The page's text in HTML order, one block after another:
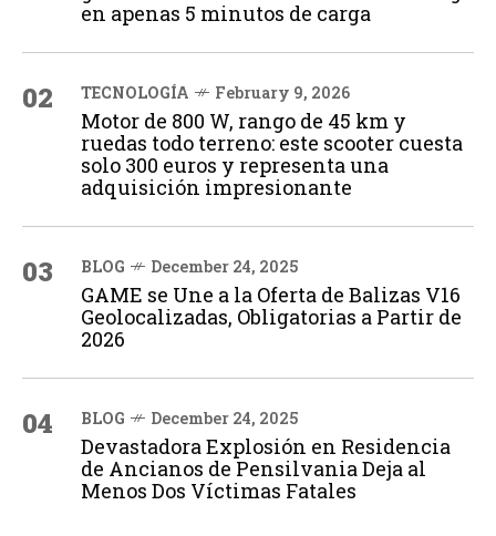
en apenas 5 minutos de carga
02 TECNOLOGÍA February 9, 2026
Motor de 800 W, rango de 45 km y
ruedas todo terreno: este scooter cuesta
solo 300 euros y representa una
adquisición impresionante
03 BLOG December 24, 2025
GAME se Une a la Oferta de Balizas V16
Geolocalizadas, Obligatorias a Partir de
2026
04 BLOG December 24, 2025
Devastadora Explosión en Residencia
de Ancianos de Pensilvania Deja al
Menos Dos Víctimas Fatales